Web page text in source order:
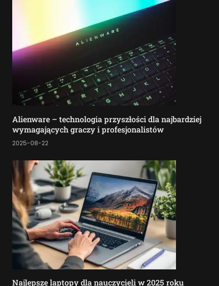
Alienware – technologia przyszłości dla najbardziej
wymagających graczy i profesjonalistów
2025-08-22
Najlepsze laptopy dla nauczycieli w 2025 roku